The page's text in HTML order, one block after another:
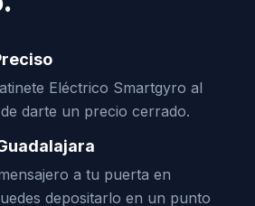
Eléctrico Smartgyro al
darte un precio cerrado.
a tu puerta en
depositarlo en un punto